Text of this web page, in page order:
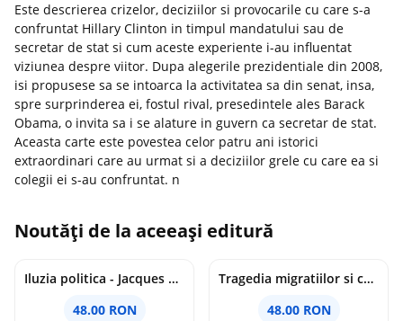
Este descrierea crizelor, deciziilor si provocarile cu care s-a
confruntat Hillary Clinton in timpul mandatului sau de
secretar de stat si cum aceste experiente i-au influentat
viziunea despre viitor. Dupa alegerile prezidentiale din 2008,
isi propusese sa se intoarca la activitatea sa din senat, insa,
spre surprinderea ei, fostul rival, presedintele ales Barack
Obama, o invita sa i se alature in guvern ca secretar de stat.
Aceasta carte este povestea celor patru ani istorici
extraordinari care au urmat si a deciziilor grele cu care ea si
colegii ei s-au confruntat. n
Noutăți de la aceeași editură
Iluzia politica - Jacques Ellul
48.00 RON
Tragedia migratiilor si caderea imperiilor. Sfantul Augustin si noi - Chantal Delsol
48.00 RON